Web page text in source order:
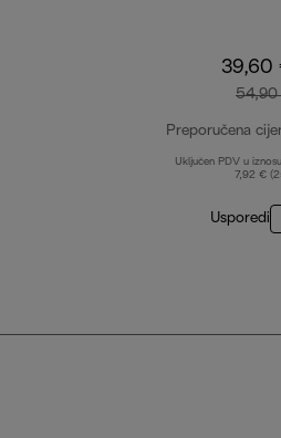
39,60
54,90
Preporučena
Uključen PDV u
7,92 €
Usporedi